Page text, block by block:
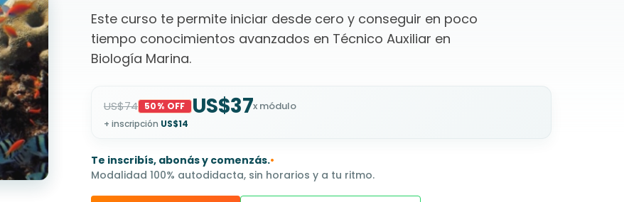
Este curso te permite iniciar desde cero y conseguir en poco
tiempo conocimientos avanzados en Técnico Auxiliar en
Biología Marina.
US$74 50% OFF US$37x módulo
+ inscripción US$14
Te inscribís, abonás y comenzás.•
Modalidad 100% autodidacta, sin horarios y a tu ritmo.